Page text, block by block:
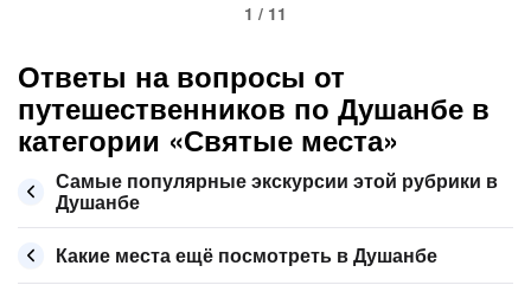
1 / 11
Ответы на вопросы от
путешественников по Душанбе в
категории «Святые места»
Самые популярные экскурсии этой рубрики в
Душанбе
Какие места ещё посмотреть в Душанбе